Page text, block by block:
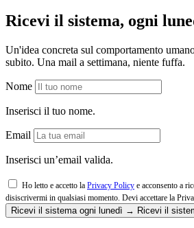
Ricevi il sistema, ogni
Un'idea concreta sul comportamento
subito. Una mail a settimana, niente fuffa.
Nome
Inserisci il tuo nome.
Email
Inserisci un’email valida.
Ho letto e accetto la Privacy Policy e acconsento a
disiscrivermi in qualsiasi momento. Devi accettare la
Ricevi il sistema ogni lunedì → Ricevi il